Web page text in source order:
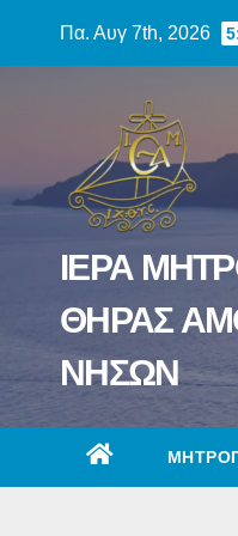
Πα. Αυγ 7th, 2026
ΙΕΡΑ
ΘΗΡΑΣ
ΝΗΣΩΝ